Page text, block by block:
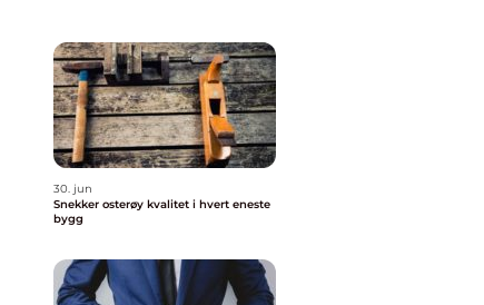
30. jun
Snekker osterøy kvalitet i hvert eneste
bygg